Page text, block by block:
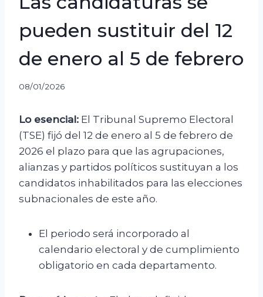
pueden sustituir del 12
de enero al 5 de febrero
08/01/2026
Lo esencial: El Tribunal Supremo Electoral
(TSE) fijó del 12 de enero al 5 de febrero de
2026 el plazo para que las agrupaciones,
alianzas y partidos políticos sustituyan a los
candidatos inhabilitados para las elecciones
subnacionales de este año.
El periodo será incorporado al
calendario electoral y de cumplimiento
obligatorio en cada departamento.